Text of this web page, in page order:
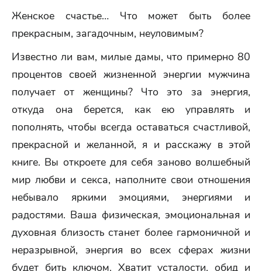
Женское счастье… Что может быть более
прекрасным, загадочным, неуловимым?
Известно ли вам, милые дамы, что примерно 80
процентов своей жизненной энергии мужчина
получает от женщины? Что это за энергия,
откуда она берется, как ею управлять и
пополнять, чтобы всегда оставаться счастливой,
прекрасной и желанной, я и расскажу в этой
книге. Вы откроете для себя заново волшебный
мир любви и секса, наполните свои отношения
небывало яркими эмоциями, энергиями и
радостями. Ваша физическая, эмоциональная и
духовная близость станет более гармоничной и
неразрывной, энергия во всех сферах жизни
будет бить ключом. Хватит усталости, обид и